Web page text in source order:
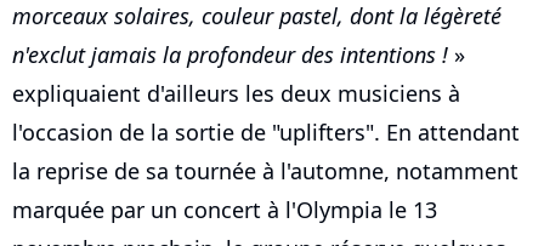
morceaux solaires, couleur pastel, dont la légèreté
n'exclut jamais la profondeur des intentions ! »
expliquaient d'ailleurs les deux musiciens à
l'occasion de la sortie de "uplifters". En attendant
la reprise de sa tournée à l'automne, notamment
marquée par un concert à l'Olympia le 13